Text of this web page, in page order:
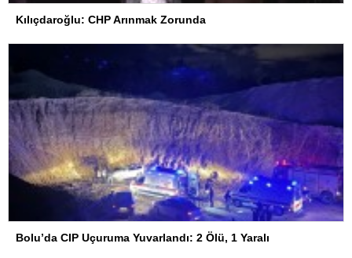
Kılıçdaroğlu: CHP Arınmak Zorunda
Bolu’da CIP Uçuruma Yuvarlandı: 2 Ölü, 1 Yaralı